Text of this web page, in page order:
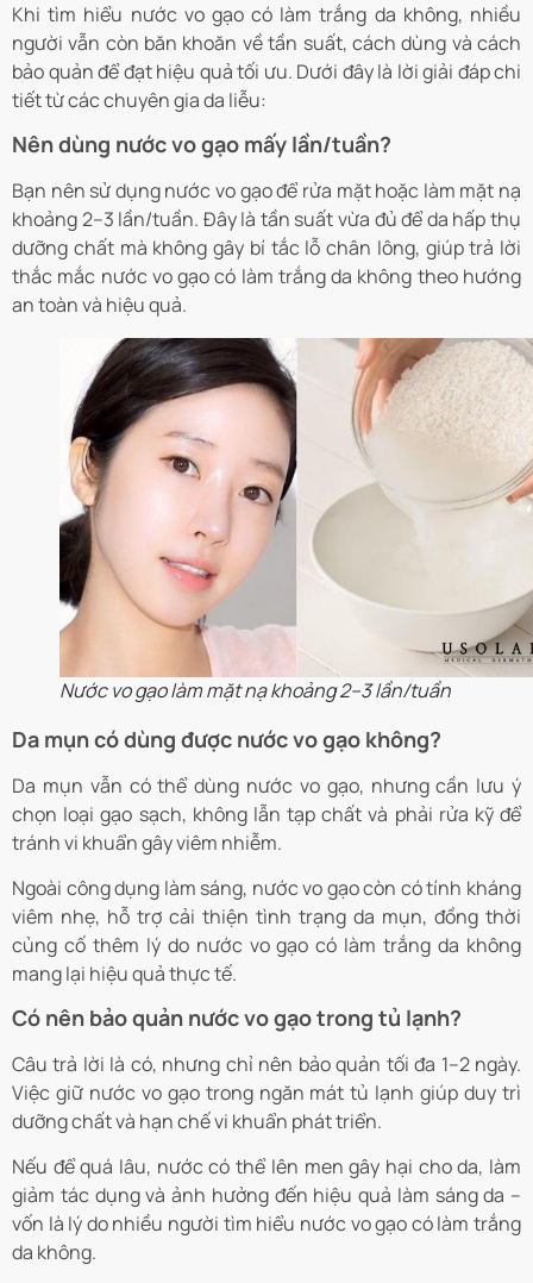
Khi tìm hiểu nước vo gạo có làm trắng da không, nhiều
người vẫn còn băn khoăn về tần suất, cách dùng và cách
bảo quản để đạt hiệu quả tối ưu. Dưới đây là lời giải đáp chi
tiết từ các chuyên gia da liễu:
Nên dùng nước vo gạo mấy lần/tuần?
Bạn nên sử dụng nước vo gạo để rửa mặt hoặc làm mặt nạ
khoảng 2–3 lần/tuần. Đây là tần suất vừa đủ để da hấp thụ
dưỡng chất mà không gây bí tắc lỗ chân lông, giúp trả lời
thắc mắc nước vo gạo có làm trắng da không theo hướng
an toàn và hiệu quả.
Nước vo gạo làm mặt nạ khoảng 2–3 lần/tuần
Da mụn có dùng được nước vo gạo không?
Da mụn vẫn có thể dùng nước vo gạo, nhưng cần lưu ý
chọn loại gạo sạch, không lẫn tạp chất và phải rửa kỹ để
tránh vi khuẩn gây viêm nhiễm.
Ngoài công dụng làm sáng, nước vo gạo còn có tính kháng
viêm nhẹ, hỗ trợ cải thiện tình trạng da mụn, đồng thời
củng cố thêm lý do nước vo gạo có làm trắng da không
mang lại hiệu quả thực tế.
Có nên bảo quản nước vo gạo trong tủ lạnh?
Câu trả lời là có, nhưng chỉ nên bảo quản tối đa 1–2 ngày.
Việc giữ nước vo gạo trong ngăn mát tủ lạnh giúp duy trì
dưỡng chất và hạn chế vi khuẩn phát triển.
Nếu để quá lâu, nước có thể lên men gây hại cho da, làm
giảm tác dụng và ảnh hưởng đến hiệu quả làm sáng da –
vốn là lý do nhiều người tìm hiểu nước vo gạo có làm trắng
da không.